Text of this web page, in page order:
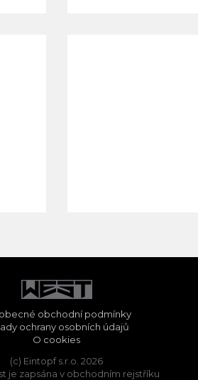
obchodní podmínky
ochrany osobních údajů
O cookies
(c) Eintopf s.r.o. 2026
je zapsána v obchodním rejstříku